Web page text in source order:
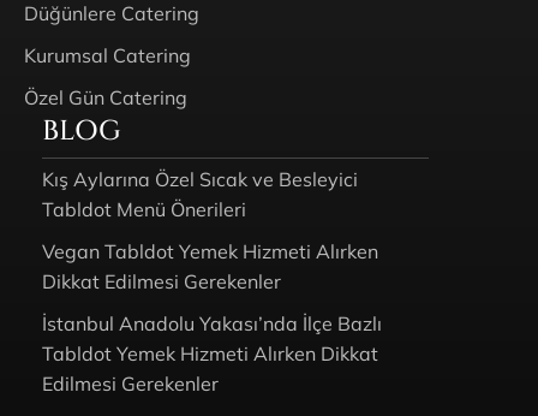
Düğünlere Catering
Kurumsal Catering
Özel Gün Catering
BLOG
Kış Aylarına Özel Sıcak ve Besleyici
Tabldot Menü Önerileri
Vegan Tabldot Yemek Hizmeti Alırken
Dikkat Edilmesi Gerekenler
İstanbul Anadolu Yakası’nda İlçe Bazlı
Tabldot Yemek Hizmeti Alırken Dikkat
Edilmesi Gerekenler